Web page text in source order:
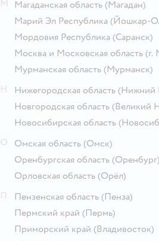
Магаданская область (Магадан)
Марий Эл Республика (Йошкар-
Мордовия Республика (Саранск)
Москва и Московская область (г.
Мурманская область (Мурманск)
Нижегородская область (Нижний
Новгородская область (Великий
Новосибирская область
Омская область (Омск)
Оренбургская область (Оренбург)
Орловская область (Орёл)
Пензенская область (Пенза)
Пермский край (Пермь)
Приморский край (Владивосток)